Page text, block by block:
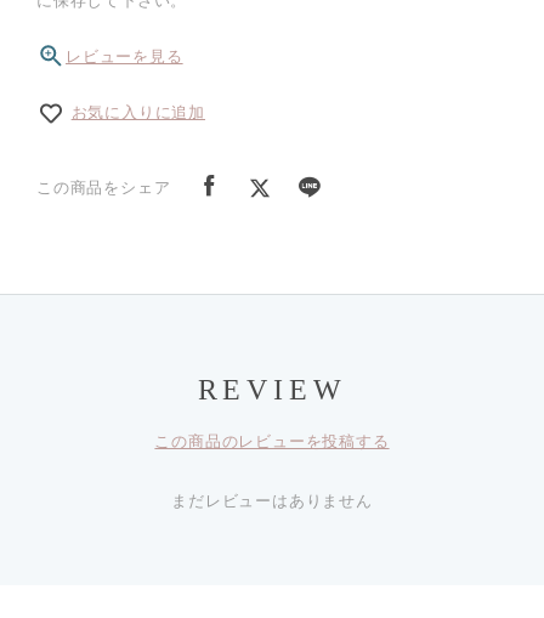
レビューを見る
お気に入りに追加
この商品をシェア
REVIEW
この商品のレビューを投稿する
まだレビューはありません